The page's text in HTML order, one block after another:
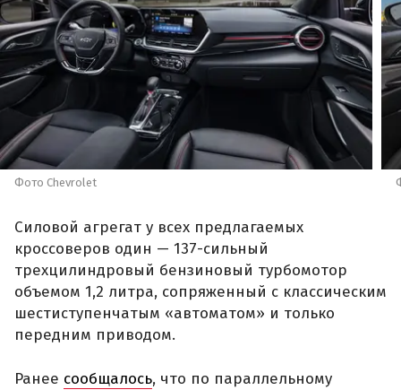
Фото Сhevrolet
Силовой агрегат у всех предлагаемых
кроссоверов один — 137-сильный
трехцилиндровый бензиновый турбомотор
объемом 1,2 литра, сопряженный с классическим
шестиступенчатым «автоматом» и только
передним приводом.
Ранее сообщалось, что по параллельному